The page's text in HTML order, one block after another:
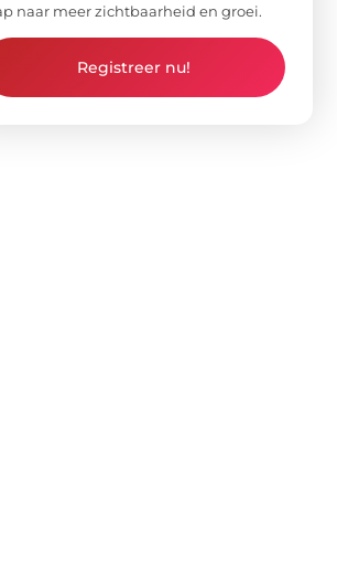
naar meer zichtbaarheid en groei.
Registreer nu!